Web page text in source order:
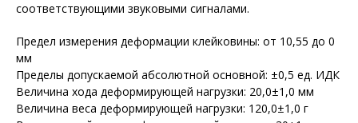
соответствующими звуковыми сигналами.
Предел измерения деформации клейковины: от 10,55 до 0
мм
Пределы допускаемой абсолютной основной: ±0,5 ед. ИДК
Величина хода деформирующей нагрузки: 20,0±1,0 мм
Величина веса деформирующей нагрузки: 120,0±1,0 г